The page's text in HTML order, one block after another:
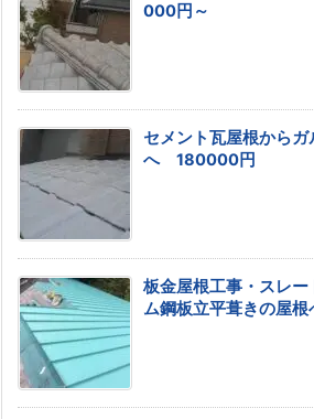
000円～
セメント瓦屋根から
へ 180000円
板金屋根工事・スレ
ム鋼板立平葺きの屋